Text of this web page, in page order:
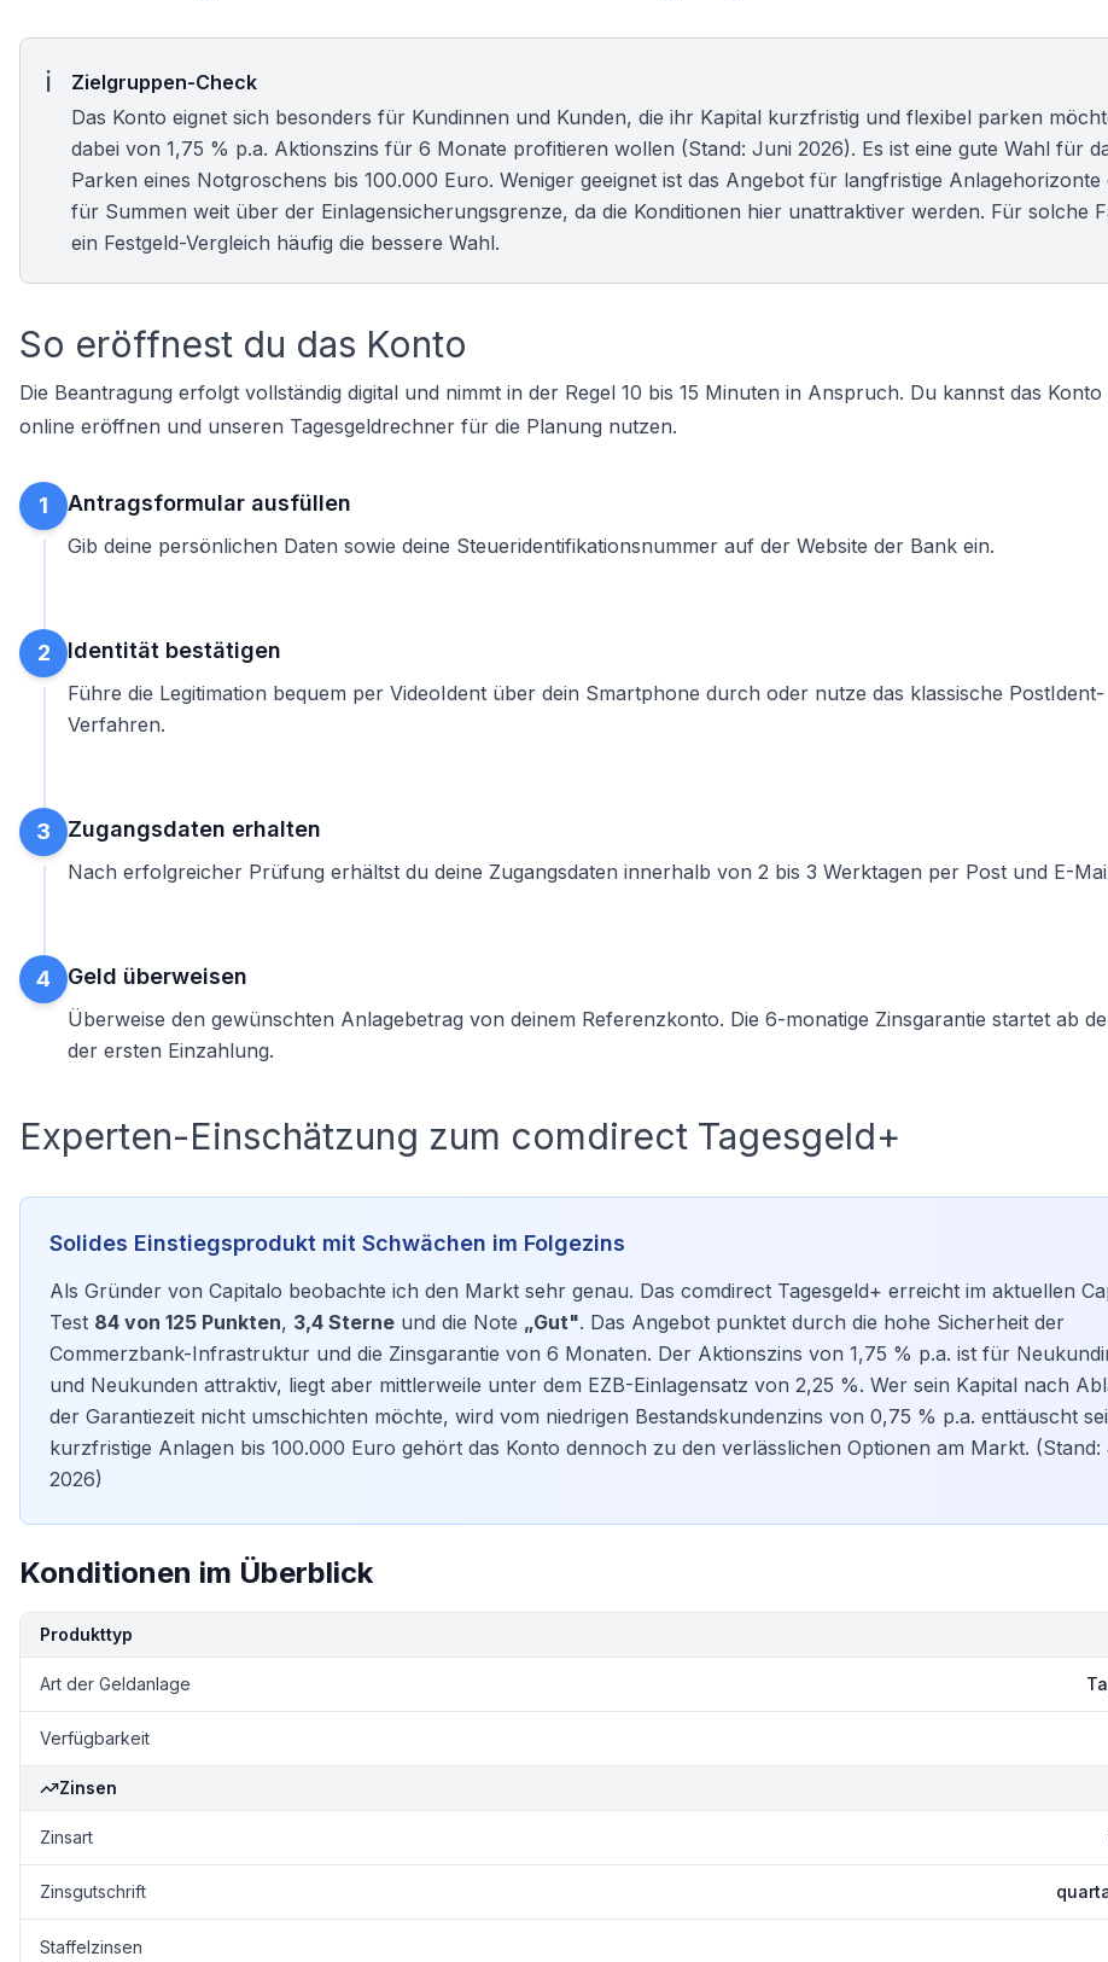
Zielgruppen-Check
Das Konto eignet sich besonders für Kundinnen und Kunden, die ihr Kapital kurzfristig und flexibel parken
dabei von 1,75 % p.a. Aktionszins für 6 Monate profitieren wollen (Stand: Juni 2026). Es ist eine gute Wahl für
Parken eines Notgroschens bis 100.000 Euro. Weniger geeignet ist das Angebot für langfristige Anlagehorizonte
für Summen weit über der Einlagensicherungsgrenze, da die Konditionen hier unattraktiver werden. Für solche
ein Festgeld-Vergleich häufig die bessere Wahl.
So eröffnest du das Konto
Die Beantragung erfolgt vollständig digital und nimmt in der Regel 10 bis 15 Minuten in Anspruch. Du kannst das Konto
online eröffnen und unseren Tagesgeldrechner für die Planung nutzen.
1 Antragsformular ausfüllen
Gib deine persönlichen Daten sowie deine Steueridentifikationsnummer auf der Website der Bank ein.
2 Identität bestätigen
Führe die Legitimation bequem per VideoIdent über dein Smartphone durch oder nutze das klassische PostIdent-
Verfahren.
3 Zugangsdaten erhalten
Nach erfolgreicher Prüfung erhältst du deine Zugangsdaten innerhalb von 2 bis 3 Werktagen per Post und E-
4 Geld überweisen
Überweise den gewünschten Anlagebetrag von deinem Referenzkonto. Die 6-monatige Zinsgarantie startet ab
der ersten Einzahlung.
Experten-Einschätzung zum comdirect Tagesgeld+
Solides Einstiegsprodukt mit Schwächen im Folgezins
Als Gründer von Capitalo beobachte ich den Markt sehr genau. Das comdirect Tagesgeld+ erreicht im aktuellen
Test 84 von 125 Punkten, 3,4 Sterne und die Note „Gut". Das Angebot punktet durch die hohe Sicherheit der
Commerzbank-Infrastruktur und die Zinsgarantie von 6 Monaten. Der Aktionszins von 1,75 % p.a. ist für
und Neukunden attraktiv, liegt aber mittlerweile unter dem EZB-Einlagensatz von 2,25 %. Wer sein Kapital nach
der Garantiezeit nicht umschichten möchte, wird vom niedrigen Bestandskundenzins von 0,75 % p.a. enttäuscht
kurzfristige Anlagen bis 100.000 Euro gehört das Konto dennoch zu den verlässlichen Optionen am Markt. (Stand:
2026)
Konditionen im Überblick
KonditionDetails
Produkttyp
Art der Geldanlage
Verfügbarkeit
Zinsen
Zinsart
Zinsgutschrift
Staffelzinsen